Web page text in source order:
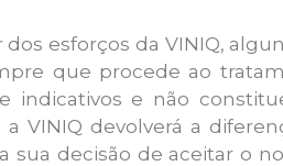
dos esforços da VINIQ,
que procede ao
indicativos e não
a VINIQ devolverá a
sua decisão de aceitar o